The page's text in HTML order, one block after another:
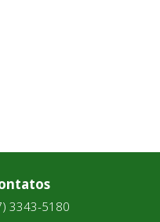
3343-5180